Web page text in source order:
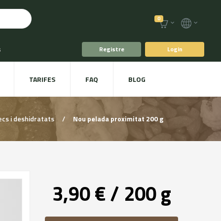
0
i Te
Plat a taula
Registre Login
TARIFES FAQ BLOG
i deshidratats / Nou pelada proximitat 200 g
3,90 € / 200 g